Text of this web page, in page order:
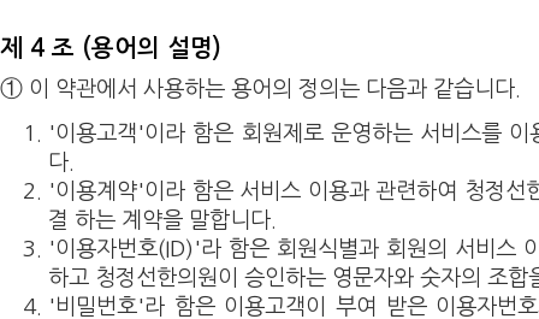
제 4 조 (용어의 설명)
① 이 약관에서 사용하는 용어의 정의는 다음과 같습니다.
'이용고객'이라 함은 회원제로 운영하는 서비스를 이
다.
'이용계약'이라 함은 서비스 이용과 관련하여 청정선
결 하는 계약을 말합니다.
'이용자번호(ID)'라 함은 회원식별과 회원의 서비스
하고 청정선한의원이 승인하는 영문자와 숫자의 조합
'비밀번호'라 함은 이용고객이 부여 받은 이용자번